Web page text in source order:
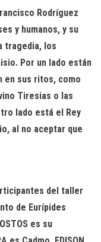
Rodríguez
y humanos, y su
tragedia, los
Por un lado están
en sus ritos, como
Tiresias o las
lado está el Rey
al no aceptar que
del taller
de Eurípides
es su